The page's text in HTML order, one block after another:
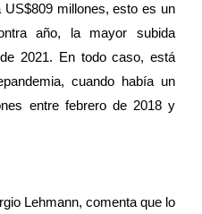
US$809 millones, esto es un
año, la mayor subida
2021. En todo caso, está
cuando había un
entre febrero de 2018 y
Lehmann, comenta que lo